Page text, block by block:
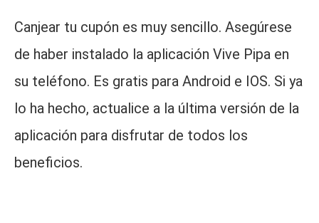
Canjear tu cupón es muy sencillo. Asegúrese
de haber instalado la aplicación Vive Pipa en
su teléfono. Es gratis para Android e IOS. Si ya
lo ha hecho, actualice a la última versión de la
aplicación para disfrutar de todos los
beneficios.